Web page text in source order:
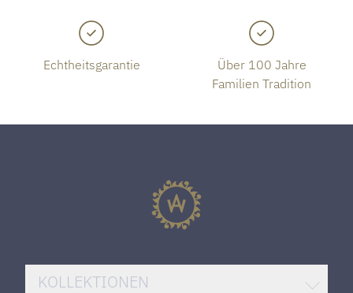
Echtheitsgarantie
Über 100 Jahre
Familien Tradition
KOLLEKTIONEN